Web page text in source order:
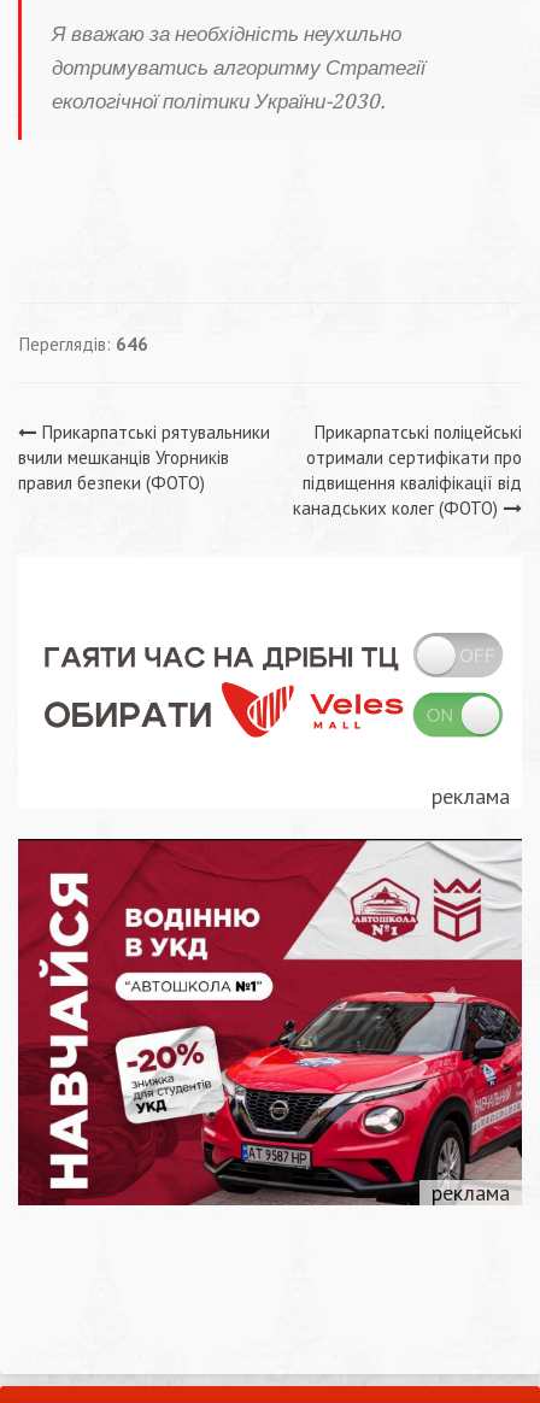
Я вважаю за необхідність неухильно
дотримуватись алгоритму Стратегії
екологічної політики України-2030.
Переглядів: 646
Навігація
записів
Прикарпатські рятувальники
вчили мешканців Угорників
правил безпеки (ФОТО)
Прикарпатські поліцейські
отримали сертифікати про
підвищення кваліфікації від
канадських колег (ФОТО)